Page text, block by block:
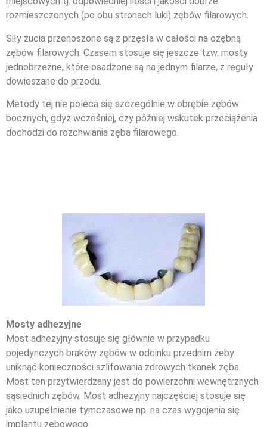
rozmieszczonych (po obu stronach luki) zębów filarowych.
Siły żucia przenoszone są z przęsła w całości na ozębną
zębów filarowych. Czasem stosuje się jeszcze tzw. mosty
jednobrzeżne, które osadzone są na jednym filarze, z reguły
dowieszane do przodu.
Metody tej nie poleca się szczególnie w obrębie zębów
bocznych, gdyż wcześniej, czy później wskutek przeciążenia
dochodzi do rozchwiania zęba filarowego.
Mosty adhezyjne
Most adhezyjny stosuje się głównie w przypadku
pojedynczych braków zębów w odcinku przednim żeby
uniknąć konieczności szlifowania zdrowych tkanek zęba.
Most ten przytwierdzany jest do powierzchni wewnętrznych
sąsiednich zębów. Most adhezyjny najczęściej stosuje się
jako uzupełnienie tymczasowe np. na czas wygojenia się
implantu zębowego.